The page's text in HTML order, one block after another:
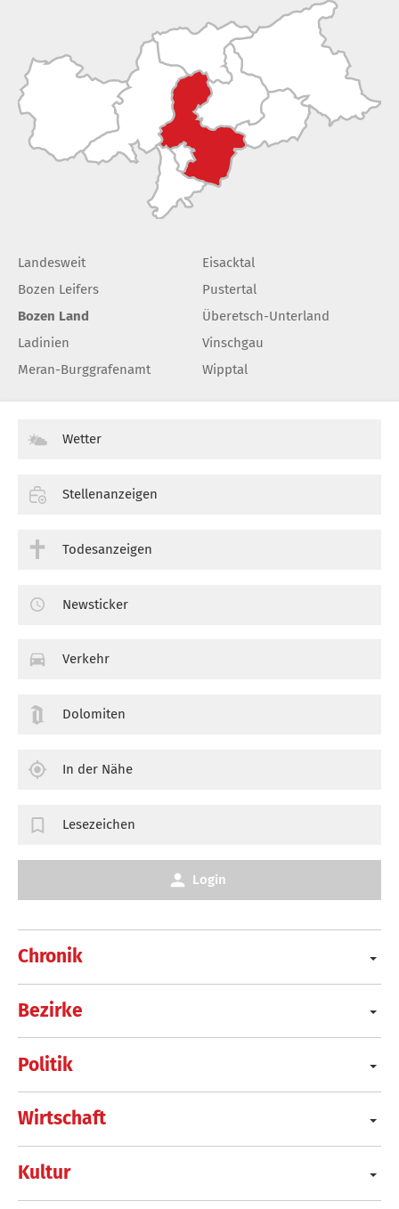
Landesweit
Bozen Leifers
Bozen Land
Ladinien
Meran-Burggrafenamt
Eisacktal
Pustertal
Überetsch-Unterland
Vinschgau
Wipptal
Chronik
Bezirke
Politik
Wirtschaft
Kultur
Wetter
Stellenanzeigen
Todesanzeigen
Newsticker
Verkehr
Dolomiten
In der Nähe
Lesezeichen
Login